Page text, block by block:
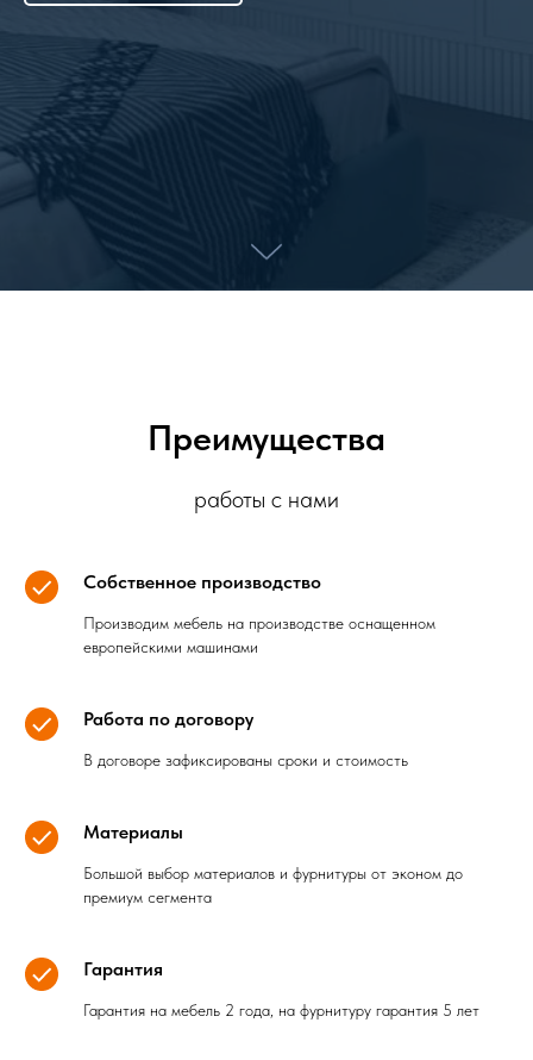
Преимущества
работы с нами
Собственное производство
Производим мебель на производстве оснащенном
европейскими машинами
Работа по договору
В договоре зафиксированы сроки и стоимость
Материалы
Большой выбор материалов и фурнитуры от эконом до
премиум сегмента
Гарантия
Гарантия на мебель 2 года, на фурнитуру гарантия 5 лет